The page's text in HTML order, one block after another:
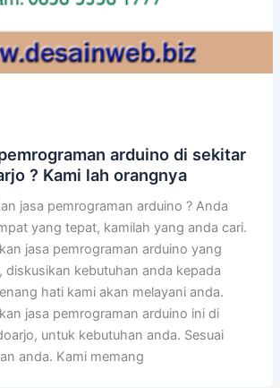
arduino di sekitar
? Kami lah orangnya
jasa pemrograman arduino ? Anda
yang tepat, kamilah yang anda cari.
jasa pemrograman arduino yang
diskusikan kebutuhan anda kepada
hati kami akan melayani anda.
jasa pemrograman arduino ini di
untuk kebutuhan anda. Sesuai
anda. Kami memang